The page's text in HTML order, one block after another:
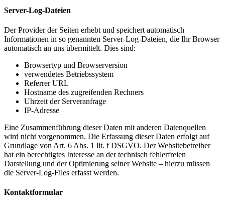
Server-Log-Dateien
Der Provider der Seiten erhebt und speichert automatisch
Informationen in so genannten Server-Log-Dateien, die Ihr Browser
automatisch an uns übermittelt. Dies sind:
Browsertyp und Browserversion
verwendetes Betriebssystem
Referrer URL
Hostname des zugreifenden Rechners
Uhrzeit der Serveranfrage
IP-Adresse
Eine Zusammenführung dieser Daten mit anderen Datenquellen
wird nicht vorgenommen. Die Erfassung dieser Daten erfolgt auf
Grundlage von Art. 6 Abs. 1 lit. f DSGVO. Der Websitebetreiber
hat ein berechtigtes Interesse an der technisch fehlerfreien
Darstellung und der Optimierung seiner Website – hierzu müssen
die Server-Log-Files erfasst werden.
Kontaktformular